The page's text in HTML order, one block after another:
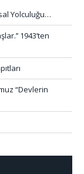
Yolculuğu…
1943’ten
“Devlerin